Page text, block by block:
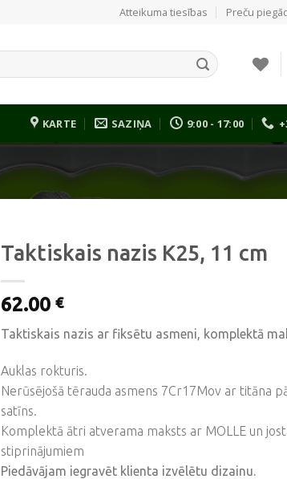
Atteikuma tiesības Preču
KARTE SAZIŅA 9:00 - 17:00
Taktiskais nazis K25, 11 cm
62.00€
Taktiskais nazis ar fiksētu asmeni, komplektā
Auklas rokturis.
Nerūsējošā tērauda asmens 7Cr17Mov ar titāna
satīns.
Komplektā ātri atverama maksts ar MOLLE un
stiprinājumiem
Piedāvājam iegravēt klienta izvēlētu dizainu.